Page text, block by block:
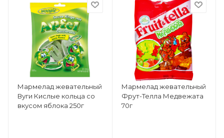
Мармелад жевательный
Вуги Кислые кольца со
вкусом яблока 250г
Мармелад жевательный
Фрут-Телла Медвежата
70г